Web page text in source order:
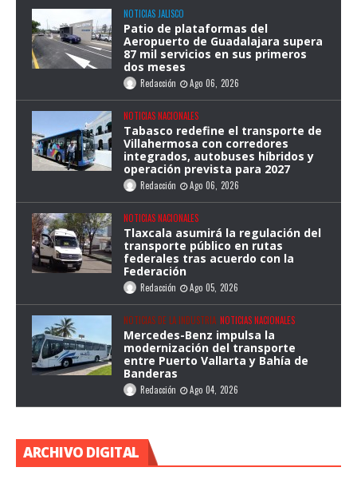
NOTICIAS JALISCO
Patio de plataformas del
Aeropuerto de Guadalajara supera
87 mil servicios en sus primeros
dos meses
Redacción Ago 06, 2026
NOTICIAS NACIONALES
Tabasco redefine el transporte de
Villahermosa con corredores
integrados, autobuses híbridos y
operación prevista para 2027
Redacción Ago 06, 2026
NOTICIAS NACIONALES
Tlaxcala asumirá la regulación del
transporte público en rutas
federales tras acuerdo con la
Federación
Redacción Ago 05, 2026
NOTICIAS DE LA INDUSTRIA NOTICIAS NACIONALES
Mercedes-Benz impulsa la
modernización del transporte
entre Puerto Vallarta y Bahía de
Banderas
Redacción Ago 04, 2026
ARCHIVO DIGITAL